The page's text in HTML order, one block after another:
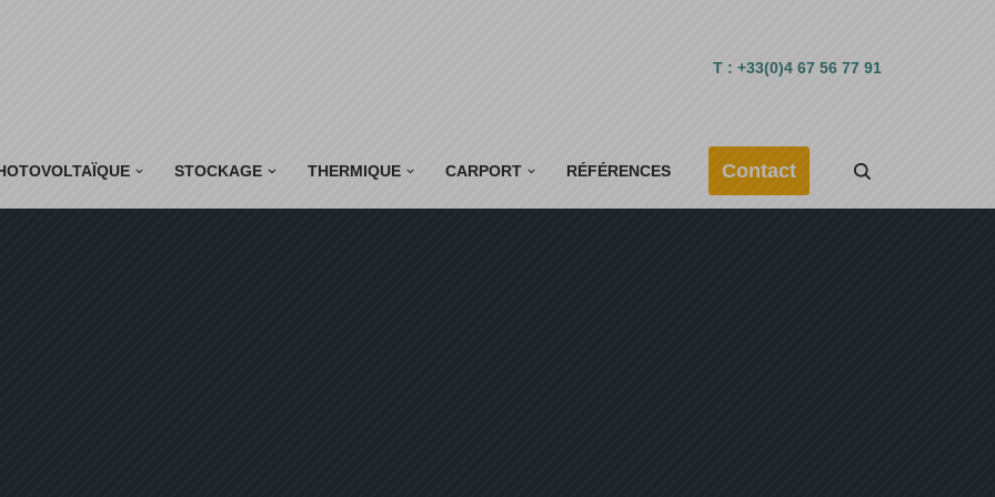
T : +33(0)4 67 56 77 91
STOCKAGE THERMIQUE CARPORT RÉFÉRENCES Contact